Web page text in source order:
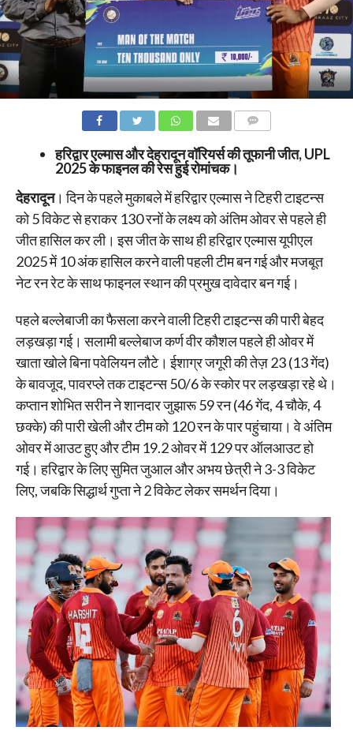
हरिद्वार एल्मास और देहरादून वॉरियर्स की तूफानी जीत, UPL
2025 के फाइनल की रेस हुई रोमांचक।
देहरादून। दिन के पहले मुकाबले में हरिद्वार एल्मास ने टिहरी टाइटन्स
को 5 विकेट से हराकर 130 रनों के लक्ष्य को अंतिम ओवर से पहले ही
जीत हासिल कर ली। इस जीत के साथ ही हरिद्वार एल्मास यूपीएल
2025 में 10 अंक हासिल करने वाली पहली टीम बन गई और मजबूत
नेट रन रेट के साथ फाइनल स्थान की प्रमुख दावेदार बन गई।
पहले बल्लेबाजी का फैसला करने वाली टिहरी टाइटन्स की पारी बेहद
लड़खड़ा गई। सलामी बल्लेबाज कर्ण वीर कौशल पहले ही ओवर में
खाता खोले बिना पवेलियन लौटे। ईशाग्र जगूरी की तेज़ 23 (13 गेंद)
के बावजूद, पावरप्ले तक टाइटन्स 50/6 के स्कोर पर लड़खड़ा रहे थे।
कप्तान शोभित सरीन ने शानदार जुझारू 59 रन (46 गेंद, 4 चौके, 4
छक्के) की पारी खेली और टीम को 120 रन के पार पहुंचाया। वे अंतिम
ओवर में आउट हुए और टीम 19.2 ओवर में 129 पर ऑलआउट हो
गई। हरिद्वार के लिए सुमित जुआल और अभय छेत्री ने 3-3 विकेट
लिए, जबकि सिद्धार्थ गुप्ता ने 2 विकेट लेकर समर्थन दिया।